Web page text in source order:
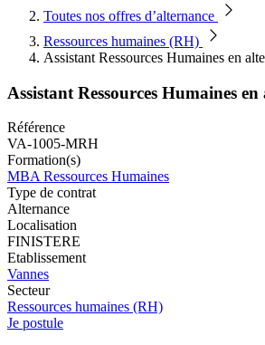
Toutes nos offres d’alternance
Ressources humaines (RH)
Assistant Ressources Humaines en
Assistant Ressources Humaines
Référence
VA-1005-MRH
Formation(s)
MBA Ressources Humaines
Type de contrat
Alternance
Localisation
FINISTERE
Etablissement
Vannes
Secteur
Ressources humaines (RH)
Je postule